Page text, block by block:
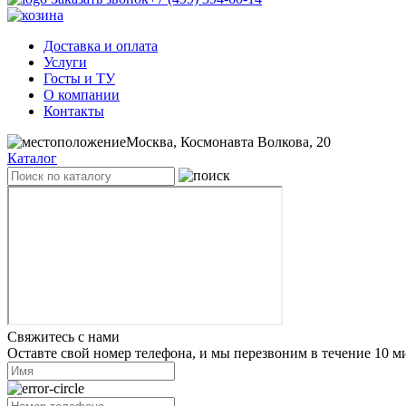
Доставка и оплата
Услуги
Госты и ТУ
О компании
Контакты
Москва, Космонавта Волкова, 20
Каталог
Свяжитесь с нами
Оставте свой номер телефона, и мы перезвоним в течение 10